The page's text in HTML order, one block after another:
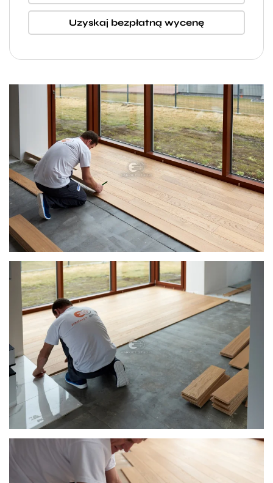
Uzyskaj bezpłatną wycenę